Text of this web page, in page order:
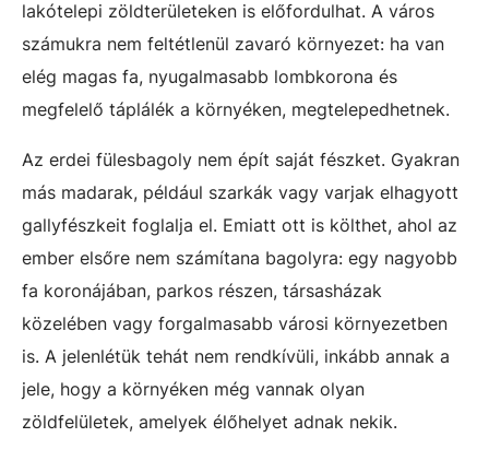
lakótelepi zöldterületeken is előfordulhat. A város
számukra nem feltétlenül zavaró környezet: ha van
elég magas fa, nyugalmasabb lombkorona és
megfelelő táplálék a környéken, megtelepedhetnek.
Az erdei fülesbagoly nem épít saját fészket. Gyakran
más madarak, például szarkák vagy varjak elhagyott
gallyfészkeit foglalja el. Emiatt ott is költhet, ahol az
ember elsőre nem számítana bagolyra: egy nagyobb
fa koronájában, parkos részen, társasházak
közelében vagy forgalmasabb városi környezetben
is. A jelenlétük tehát nem rendkívüli, inkább annak a
jele, hogy a környéken még vannak olyan
zöldfelületek, amelyek élőhelyet adnak nekik.